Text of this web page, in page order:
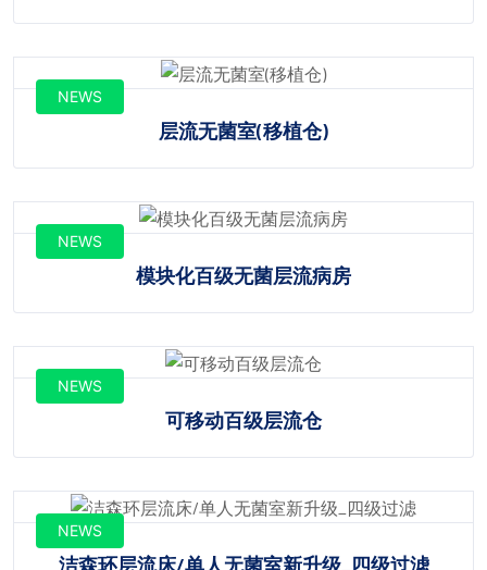
NEWS
层流无菌室(移植仓)
NEWS
模块化百级无菌层流病房
NEWS
可移动百级层流仓
NEWS
洁森环层流床/单人无菌室新升级_四级过滤